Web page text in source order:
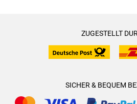
ZUGESTELLT
SICHER & BEQUEM